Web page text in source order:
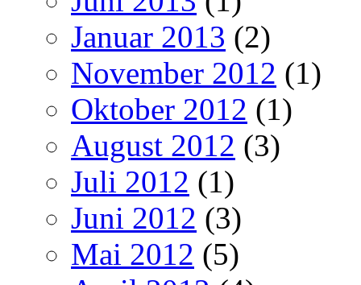
Januar 2013 (2)
November 2012 (1)
Oktober 2012 (1)
August 2012 (3)
Juli 2012 (1)
Juni 2012 (3)
Mai 2012 (5)